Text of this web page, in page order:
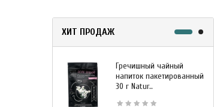
ХИТ ПРОДАЖ
Гречишный чайный
напиток пакетированный
30 г Natur..